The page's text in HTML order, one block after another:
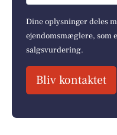
Dine oplysninger deles
ejendomsmæglere, som
salgsvurdering.
Bliv kontaktet